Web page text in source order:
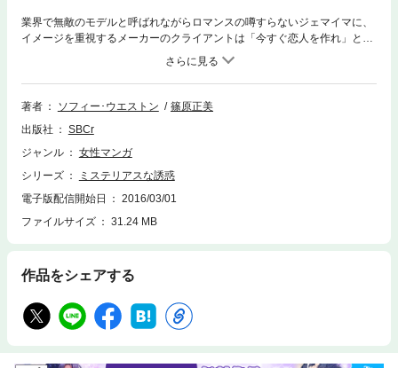
業界で無敵のモデルと呼ばれながらロマンスの噂すらないジェマイマに、
イメージを重視するメーカーのクライアントは「今すぐ恋人を作れ」と要
求してきた。追いつめられた彼女は衝動的にカリブの小さな島に逃げてし
まう。すると、そこで出会った謎めいた男性ニールに甘い危険な誘惑を仕
掛けられた。海賊伝説の島に誘われ「この楽園で最高の１日を過ごそう」
と――。けれど、ジェマイマには恋に落ちられない理由があった…戯れの
著者 ソフィー･ウエストン
篠原正美
出版社
SBCr
ジャンル
女性マンガ
シリーズ
ミステリアスな誘惑
電子版配信開始日
2016/03/01
ファイルサイズ
31.24 MB
作品をシェアする